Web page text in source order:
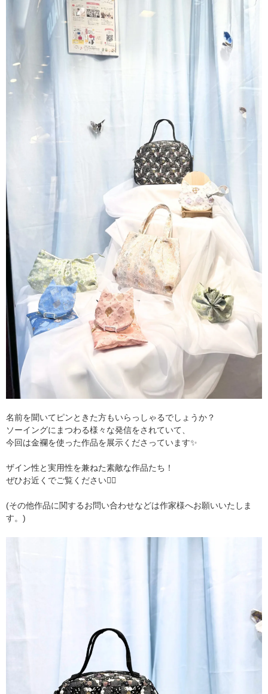
名前を聞いてピンときた方もいらっしゃるでしょうか？
ソーイングにまつわる様々な発信をされていて、
今回は金襴を使った作品を展示くださっています✨
ザイン性と実用性を兼ねた素敵な作品たち！
ぜひお近くでご覧ください🙂‍↕️
(その他作品に関するお問い合わせなどは作家様へお願いいたしま
す。)